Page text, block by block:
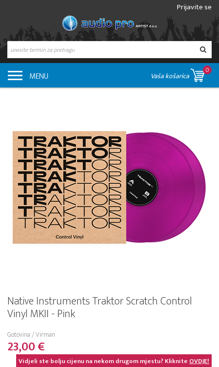
Prijavite se
MENU Vaša košarica
0
Native Instruments Traktor Scratch Control
Vinyl MKII - Pink
Gotovina / Virman
23,00 €
Vidjeli ste bolju cijenu na nekom drugom mjestu? KlikniteOVDJE!